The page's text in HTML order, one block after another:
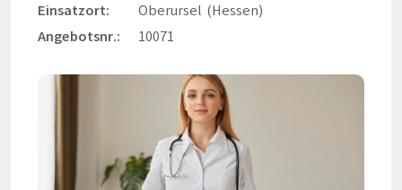
Einsatzort:
Oberursel (Hessen)
Angebotsnr.:
10071